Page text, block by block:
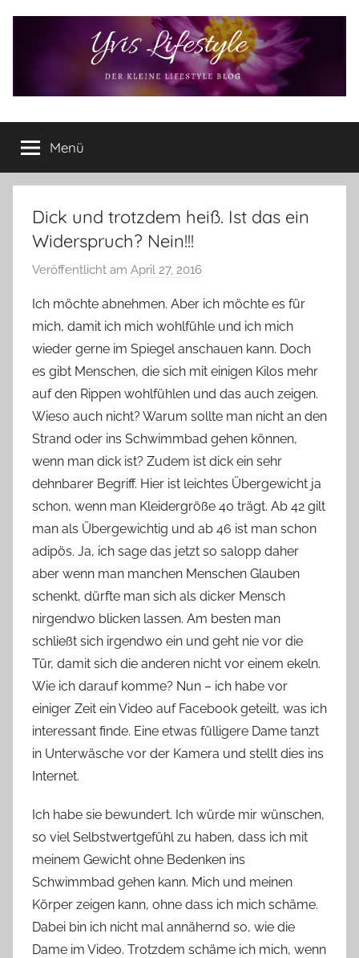
Yvis
Lifestyle
Lifestyle
Blog
–
Lifestyle,
Rezensionen,
Produkttests
und
mehr
Menü
Dick und trotzdem heiß. Ist das ein
Widerspruch? Nein!!!
Veröffentlicht am April 27, 2016
n
Y
v
o
n
n
e
Ich möchte abnehmen. Aber ich möchte es für
mich, damit ich mich wohlfühle und ich mich
wieder gerne im Spiegel anschauen kann. Doch
es gibt Menschen, die sich mit einigen Kilos mehr
auf den Rippen wohlfühlen und das auch zeigen.
Wieso auch nicht? Warum sollte man nicht an den
Strand oder ins Schwimmbad gehen können,
wenn man dick ist? Zudem ist dick ein sehr
dehnbarer Begriff. Hier ist leichtes Übergewicht ja
schon, wenn man Kleidergröße 40 trägt. Ab 42 gilt
man als Übergewichtig und ab 46 ist man schon
adipös. Ja, ich sage das jetzt so salopp daher
aber wenn man manchen Menschen Glauben
schenkt, dürfte man sich als dicker Mensch
nirgendwo blicken lassen. Am besten man
schließt sich irgendwo ein und geht nie vor die
Tür, damit sich die anderen nicht vor einem ekeln.
Wie ich darauf komme? Nun – ich habe vor
einiger Zeit ein Video auf Facebook geteilt, was ich
interessant finde. Eine etwas fülligere Dame tanzt
in Unterwäsche vor der Kamera und stellt dies ins
Internet.
Ich habe sie bewundert. Ich würde mir wünschen,
so viel Selbstwertgefühl zu haben, dass ich mit
meinem Gewicht ohne Bedenken ins
Schwimmbad gehen kann. Mich und meinen
Körper zeigen kann, ohne dass ich mich schäme.
Dabei bin ich nicht mal annähernd so, wie die
Dame im Video. Trotzdem schäme ich mich, wenn